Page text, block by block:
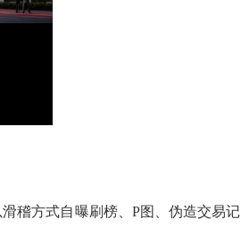
稽方式自曝刷榜、P图、伪造交易记